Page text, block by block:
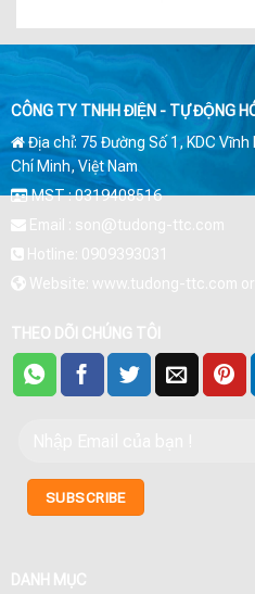
CÔNG TY TNHH ĐIỆN - TỰ ĐỘNG
Địa chỉ: 75 Đường Số 1, KDC Vĩnh
Chí Minh, Việt Nam
MST : 0319408516
Email : son@tudong-ttc.com
Hotline: 0909393031
Website: www.tudong-ttc.com
THEO DÕI CHÚNG TÔI
DANH MỤC